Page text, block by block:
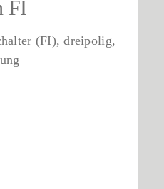
FI
(FI), dreipolig,